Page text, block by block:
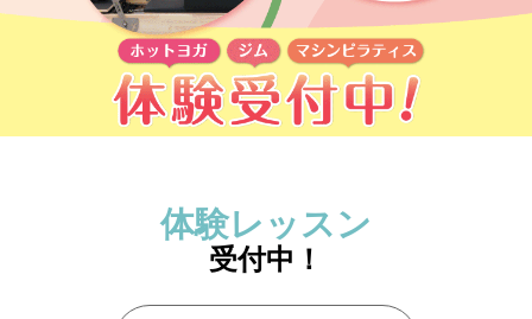
体験レッスン
受付中！